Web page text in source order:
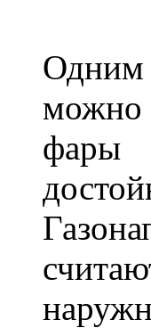
Одним
можно
фары